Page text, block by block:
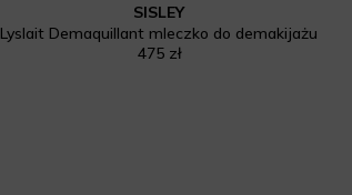
SISLEY
Lyslait Demaquillant mleczko do demakijażu
475 zł